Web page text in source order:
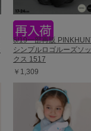
6/19一部再販
シンプルロゴルーズソッ
クス 1517
￥1,309